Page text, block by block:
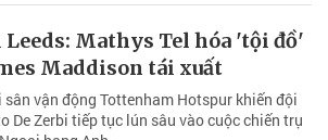
Leeds: Mathys Tel hóa 'tội đồ'
Maddison tái xuất
vận động Tottenham Hotspur khiến đội
De Zerbi tiếp tục lún sâu vào cuộc chiến trụ